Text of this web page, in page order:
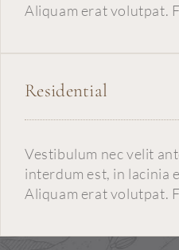
Aliquam erat volutpat.
Residential
Vestibulum nec velit
interdum est, in lacinia
Aliquam erat volutpat.